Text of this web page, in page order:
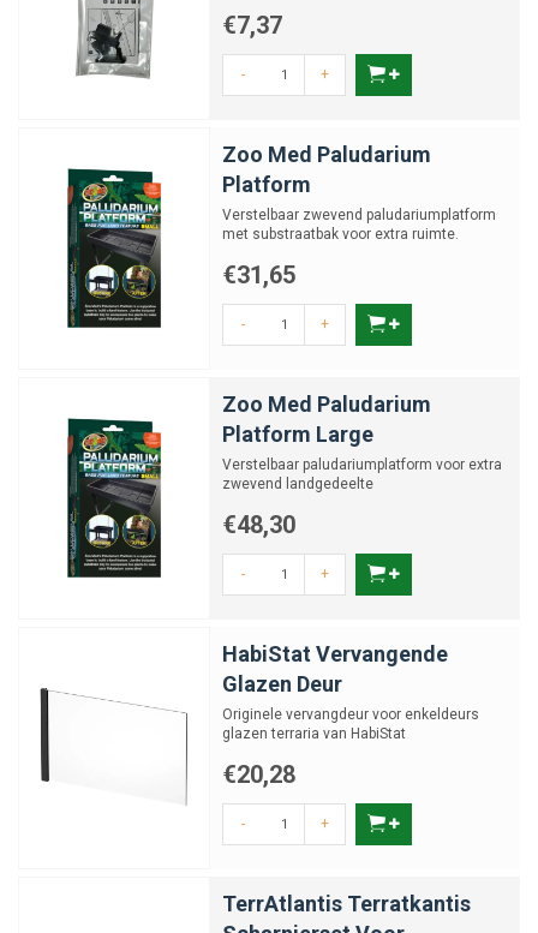
€7,37
- +
Zoo Med Paludarium
Platform
Verstelbaar zwevend paludariumplatform
met substraatbak voor extra ruimte.
€31,65
- +
Zoo Med Paludarium
Platform Large
Verstelbaar paludariumplatform voor extra
zwevend landgedeelte
€48,30
- +
HabiStat Vervangende
Glazen Deur
Originele vervangdeur voor enkeldeurs
glazen terraria van HabiStat
€20,28
- +
TerrAtlantis Terratkantis